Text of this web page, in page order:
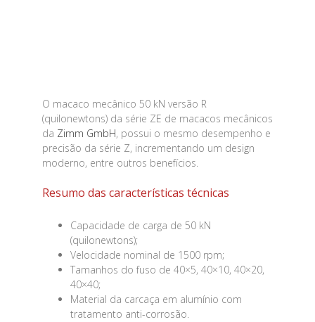
O macaco mecânico 50 kN versão R
(quilonewtons) da série ZE de macacos mecânicos
da Zimm GmbH, possui o mesmo desempenho e
precisão da série Z, incrementando um design
moderno, entre outros benefícios.
Resumo das características técnicas
Capacidade de carga de 50 kN
(quilonewtons);
Velocidade nominal de 1500 rpm;
Tamanhos do fuso de 40×5, 40×10, 40×20,
40×40;
Material da carcaça em alumínio com
tratamento anti-corrosão.